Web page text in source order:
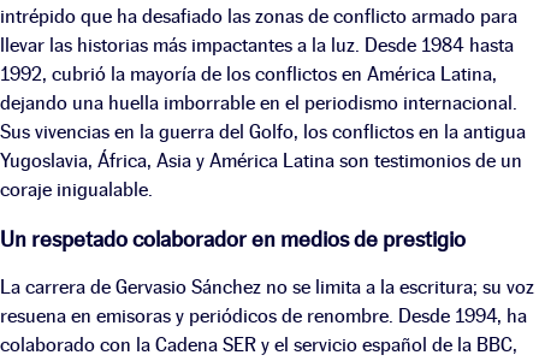
intrépido que ha desafiado las zonas de conflicto armado para
llevar las historias más impactantes a la luz. Desde 1984 hasta
1992, cubrió la mayoría de los conflictos en América Latina,
dejando una huella imborrable en el periodismo internacional.
Sus vivencias en la guerra del Golfo, los conflictos en la antigua
Yugoslavia, África, Asia y América Latina son testimonios de un
coraje inigualable.
Un respetado colaborador en medios de prestigio
La carrera de Gervasio Sánchez no se limita a la escritura; su voz
resuena en emisoras y periódicos de renombre. Desde 1994, ha
colaborado con la Cadena SER y el servicio español de la BBC,